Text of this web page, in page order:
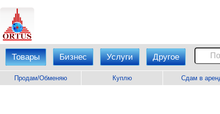
Товары Бизнес Услуги Другое
Продам/Обменяю Куплю Сдам в